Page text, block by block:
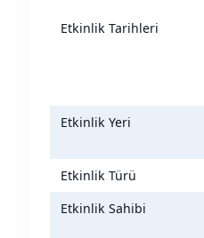
Etkinlik Tarihleri
Etkinlik Yeri
Etkinlik Türü
Etkinlik Sahibi